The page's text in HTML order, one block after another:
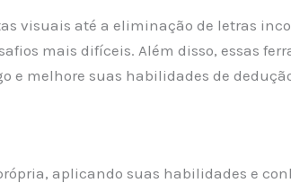
visuais até a eliminação de letras
mais difíceis. Além disso, essas
e melhore suas habilidades de
aplicando suas habilidades e